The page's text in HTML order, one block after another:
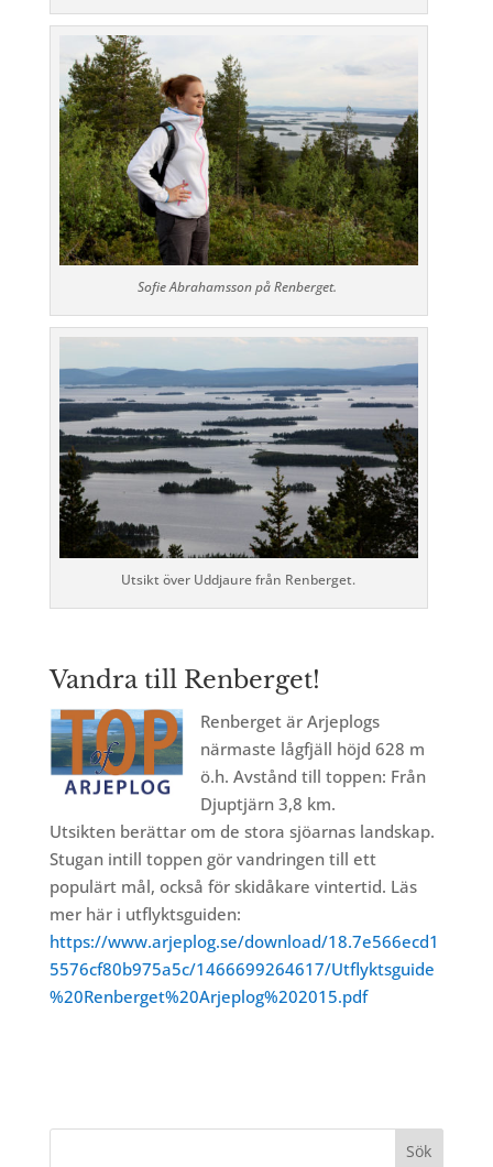
Sofie Abrahamsson på Renberget.
Utsikt över Uddjaure från Renberget.
Vandra till Renberget!
Renberget är Arjeplogs
närmaste lågfjäll höjd 628 m
ö.h. Avstånd till toppen: Från
Djuptjärn 3,8 km.
Utsikten berättar om de stora sjöarnas landskap.
Stugan intill toppen gör vandringen till ett
populärt mål, också för skidåkare vintertid. Läs
mer här i utflyktsguiden:
https://www.arjeplog.se/download/18.7e566ecd1
5576cf80b975a5c/1466699264617/Utflyktsguide
%20Renberget%20Arjeplog%202015.pdf